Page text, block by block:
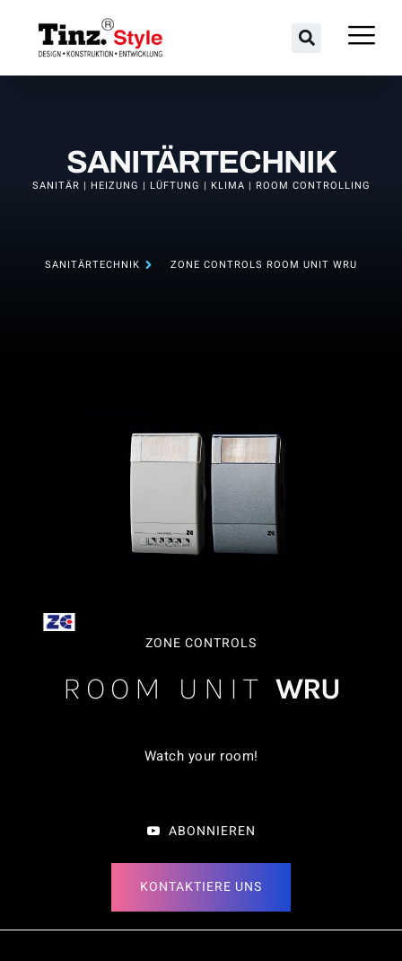
SANITÄRTECHNIK
SANITÄR | HEIZUNG | LÜFTUNG | KLIMA | ROOM CONTROLLING
SANITÄRTECHNIK ZONE CONTROLS ROOM UNIT WRU
ZONE CONTROLS
ROOM UNIT WRU
Watch your room!
ABONNIEREN
KONTAKTIERE UNS